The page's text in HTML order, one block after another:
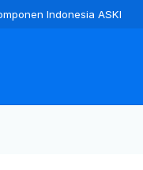
Indonesia ASKI